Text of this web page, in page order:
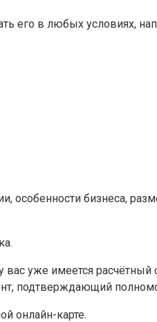
его в любых условиях,
особенности бизнеса,
уже имеется расчётный
подтверждающий
онлайн-карте.